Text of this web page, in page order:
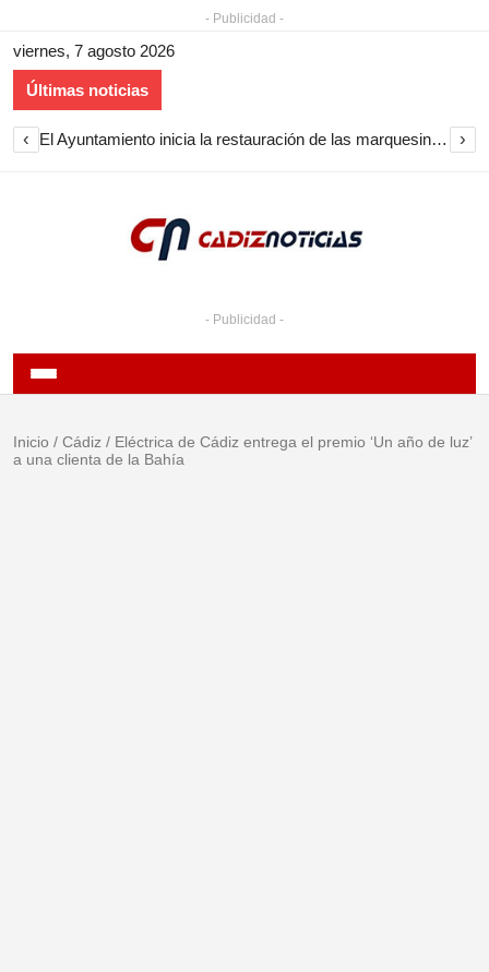
- Publicidad -
viernes, 7 agosto 2026
Últimas noticias
‹ El Ayuntamiento inicia la restauración de las marquesinas de Plaza Esteve para volver a instalarlas en el centro de Jerez ›
- Publicidad -
Inicio / Cádiz / Eléctrica de Cádiz entrega el premio ‘Un año de luz’
a una clienta de la Bahía